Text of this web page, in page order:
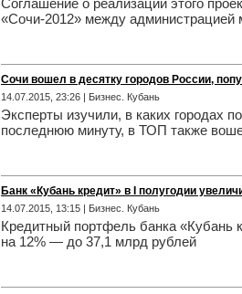
Соглашение о реализации этого
«Сочи-2012» между
Сочи вошел в десятку городов России,
14.07.2015, 23:26 | Бизнес. Кубань
Эксперты изучили, в каких городах
последнюю минуту, в ТОП также
Банк «Кубань кредит» в I полугодии
14.07.2015, 13:15 | Бизнес. Кубань
Кредитный портфель банка «Кубань
на 12% — до 37,1 млрд рублей